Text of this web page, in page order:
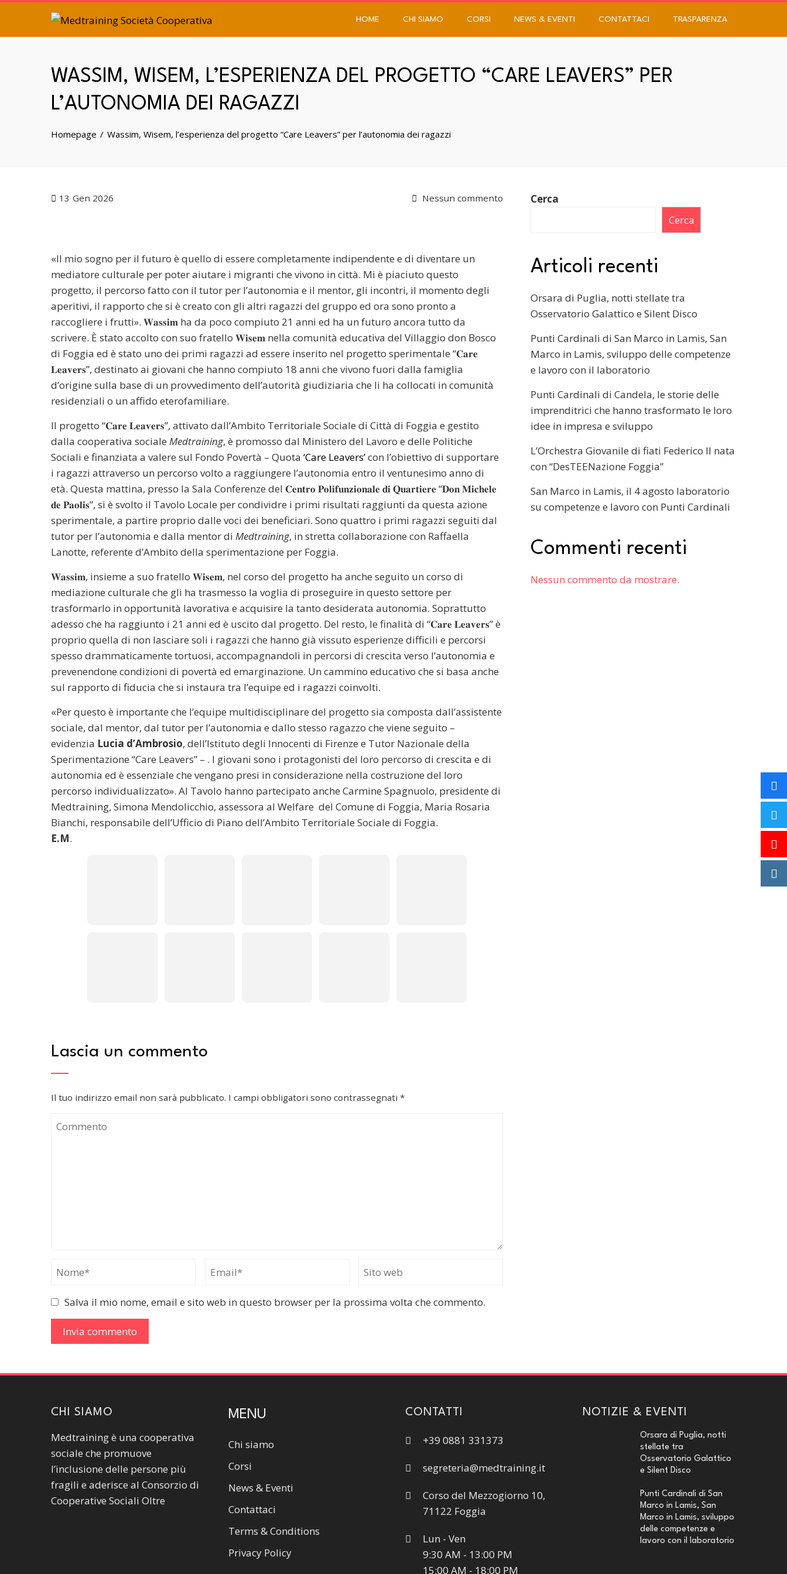
HOME CHI SIAMO CORSI NEWS & EVENTI CONTATTACI TRASPARENZA
WASSIM, WISEM, L’ESPERIENZA DEL PROGETTO “CARE LEAVERS” PER
L’AUTONOMIA DEI RAGAZZI
Homepage Wassim, Wisem, l’esperienza del progetto “Care Leavers” per l’autonomia dei ragazzi
13 Gen 2026 Nessun commento
«Il mio sogno per il futuro è quello di essere completamente indipendente e di diventare un
mediatore culturale per poter aiutare i migranti che vivono in città. Mi è piaciuto questo
progetto, il percorso fatto con il tutor per l’autonomia e il mentor, gli incontri, il momento degli
aperitivi, il rapporto che si è creato con gli altri ragazzi del gruppo ed ora sono pronto a
raccogliere i frutti». 𝐖𝐚𝐬𝐬𝐢𝐦 ha da poco compiuto 21 anni ed ha un futuro ancora tutto da
scrivere. È stato accolto con suo fratello 𝐖𝐢𝐬𝐞𝐦 nella comunità educativa del Villaggio don Bosco
di Foggia ed è stato uno dei primi ragazzi ad essere inserito nel progetto sperimentale “𝐂𝐚𝐫𝐞
𝐋𝐞𝐚𝐯𝐞𝐫𝐬”, destinato ai giovani che hanno compiuto 18 anni che vivono fuori dalla famiglia
d’origine sulla base di un provvedimento dell’autorità giudiziaria che li ha collocati in comunità
residenziali o un affido eterofamiliare.
Il progetto “𝐂𝐚𝐫𝐞 𝐋𝐞𝐚𝐯𝐞𝐫𝐬”, attivato dall’Ambito Territoriale Sociale di Città di Foggia e gestito
dalla cooperativa sociale Medtraining, è promosso dal Ministero del Lavoro e delle Politiche
Sociali e finanziata a valere sul Fondo Povertà – Quota ‘Care Leavers’con l’obiettivo di supportare
i ragazzi attraverso un percorso volto a raggiungere l’autonomia entro il ventunesimo anno di
età. Questa mattina, presso la Sala Conferenze del 𝐂𝐞𝐧𝐭𝐫𝐨 𝐏𝐨𝐥𝐢𝐟𝐮𝐧𝐳𝐢𝐨𝐧𝐚𝐥𝐞 𝐝𝐢 𝐐𝐮𝐚𝐫𝐭𝐢𝐞𝐫𝐞 “𝐃𝐨𝐧 𝐌𝐢𝐜𝐡𝐞𝐥𝐞
𝐝𝐞 𝐏𝐚𝐨𝐥𝐢𝐬”, si è svolto il Tavolo Locale per condividre i primi risultati raggiunti da questa azione
sperimentale, a partire proprio dalle voci dei beneficiari. Sono quattro i primi ragazzi seguiti dal
tutor per l’autonomia e dalla mentor di Medtraining, in stretta collaborazione con Raffaella
Lanotte, referente d’Ambito della sperimentazione per Foggia.
𝐖𝐚𝐬𝐬𝐢𝐦, insieme a suo fratello 𝐖𝐢𝐬𝐞𝐦, nel corso del progetto ha anche seguito un corso di
mediazione culturale che gli ha trasmesso la voglia di proseguire in questo settore per
trasformarlo in opportunità lavorativa e acquisire la tanto desiderata autonomia. Soprattutto
adesso che ha raggiunto i 21 anni ed è uscito dal progetto. Del resto, le finalità di “𝐂𝐚𝐫𝐞 𝐋𝐞𝐚𝐯𝐞𝐫𝐬” è
proprio quella di non lasciare soli i ragazzi che hanno già vissuto esperienze difficili e percorsi
spesso drammaticamente tortuosi, accompagnandoli in percorsi di crescita verso l’autonomia e
prevenendone condizioni di povertà ed emarginazione. Un cammino educativo che si basa anche
sul rapporto di fiducia che si instaura tra l’equipe ed i ragazzi coinvolti.
«Per questo è importante che l’equipe multidisciplinare del progetto sia composta dall’assistente
sociale, dal mentor, dal tutor per l’autonomia e dallo stesso ragazzo che viene seguito –
evidenzia Lucia d’Ambrosio, dell’Istituto degli Innocenti di Firenze e Tutor Nazionale della
Sperimentazione “Care Leavers” – . I giovani sono i protagonisti del loro percorso di crescita e di
autonomia ed è essenziale che vengano presi in considerazione nella costruzione del loro
percorso individualizzato». Al Tavolo hanno partecipato anche Carmine Spagnuolo, presidente di
Medtraining, Simona Mendolicchio, assessora al Welfare del Comune di Foggia, Maria Rosaria
Bianchi, responsabile dell’Ufficio di Piano dell’Ambito Territoriale Sociale di Foggia.
E.M.
Lascia un commento
Il tuo indirizzo email non sarà pubblicato. I campi obbligatori sono contrassegnati *
Salva il mio nome, email e sito web in questo browser per la prossima volta che commento.
Cerca
Cerca
Articoli recenti
Orsara di Puglia, notti stellate tra
Osservatorio Galattico e Silent Disco
Punti Cardinali di San Marco in Lamis, San
Marco in Lamis, sviluppo delle competenze
e lavoro con il laboratorio
Punti Cardinali di Candela, le storie delle
imprenditrici che hanno trasformato le loro
idee in impresa e sviluppo
L’Orchestra Giovanile di fiati Federico II nata
con “DesTEENazione Foggia”
San Marco in Lamis, il 4 agosto laboratorio
su competenze e lavoro con Punti Cardinali
Commenti recenti
Nessun commento da mostrare.
CHI SIAMO
Medtraining è una cooperativa
sociale che promuove
l’inclusione delle persone più
fragili e aderisce al Consorzio di
Cooperative Sociali Oltre
MENU
Chi siamo
Corsi
News & Eventi
Contattaci
Terms & Conditions
Privacy Policy
CONTATTI
+39 0881 331373
segreteria@medtraining.it
Corso del Mezzogiorno 10,
71122 Foggia
Lun - Ven
9:30 AM - 13:00 PM
15:00 AM - 18:00 PM
NOTIZIE & EVENTI
Orsara di Puglia, notti
stellate tra
Osservatorio Galattico
e Silent Disco
Punti Cardinali di San
Marco in Lamis, San
Marco in Lamis, sviluppo
delle competenze e
lavoro con il laboratorio